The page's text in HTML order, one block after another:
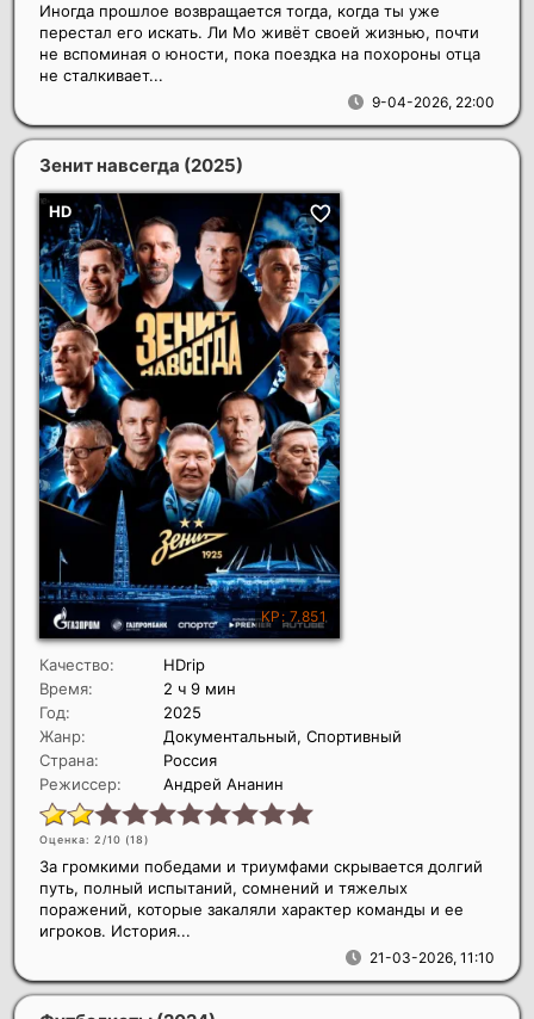
9-04-2026, 22:00
Иногда прошлое возвращается тогда, когда ты уже
перестал его искать. Ли Мо живёт своей жизнью, почти
не вспоминая о юности, пока поездка на похороны отца
не сталкивает...
Зенит навсегда (2025)
Качество:
HDrip
Время:
2 ч 9 мин
Год:
2025
Жанр:
Документальный, Спортивный
Страна:
Россия
Режиссер:
Андрей Ананин
Оценка: 2/10 (18)
21-03-2026, 11:10
За громкими победами и триумфами скрывается долгий
путь, полный испытаний, сомнений и тяжелых
поражений, которые закаляли характер команды и ее
игроков. История...